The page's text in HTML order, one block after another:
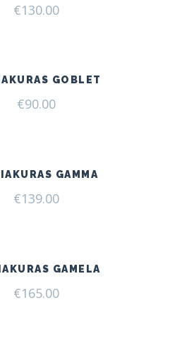
€130.00
GOBLET
€90.00
GAMMA
€139.00
GAMELA
€165.00